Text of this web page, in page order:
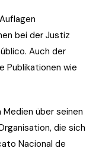
bei der Justiz
Auch der
Publikationen wie
über seinen
die sich
Nacional de